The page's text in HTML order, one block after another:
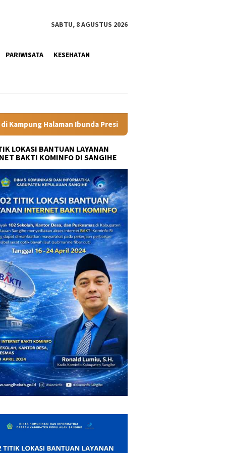
SABTU, 8 AGUSTUS 2026
PARIWISATA KESEHATAN
Presiden Labkesmas Minahasa Segera Beroperasi,
LOKASI BANTUAN LAYANAN
BAKTI KOMINFO DI SANGIHE